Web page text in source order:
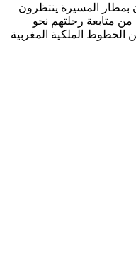
بمطار المسيرة ينتظرون
من متابعة رحلتهم نحو
الملكية المغربية